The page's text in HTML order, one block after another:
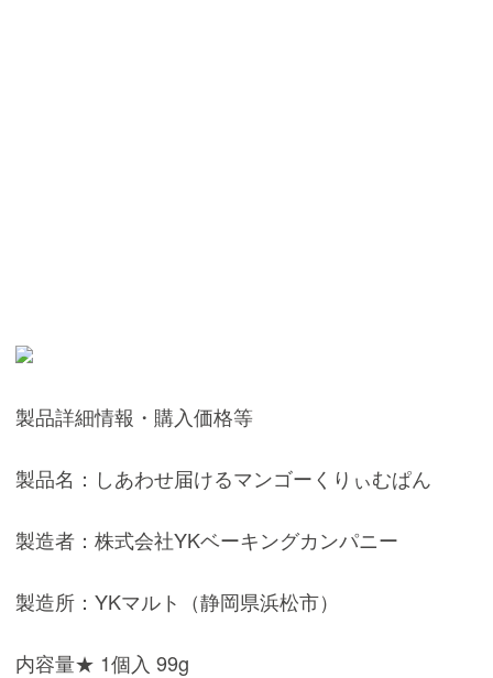
製品詳細情報・購入価格等
製品名：しあわせ届けるマンゴーくりぃむぱん
製造者：株式会社YKベーキングカンパニー
製造所：YKマルト（静岡県浜松市）
内容量★ 1個入 99g